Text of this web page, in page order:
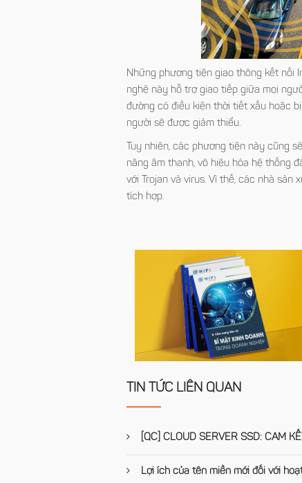
Những phương tiện giao thông kết nối
nghệ này hỗ trợ giao tiếp giữa mọi
đường có điều kiện thời tiết xấu hoặc
người sẽ được giảm thiểu.
Tuy nhiên, các phương tiện này cũng
năng âm thanh, vô hiệu hóa hệ thống
với Trojan và virus. Vì thế, các nhà
tích hợp.
TIN TỨC LIÊN QUAN
[QC] CLOUD SERVER SSD: CAM
Lợi ích của tên miền mới đối với